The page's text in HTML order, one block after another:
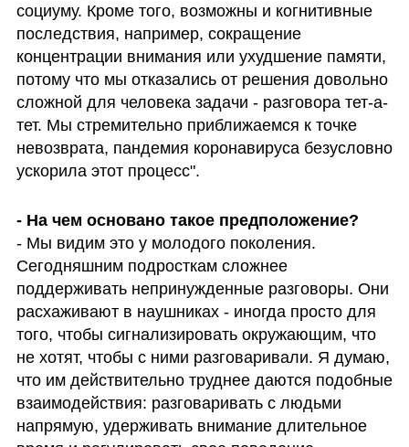
социуму. Кроме того, возможны и когнитивные
последствия, например, сокращение
концентрации внимания или ухудшение памяти,
потому что мы отказались от решения довольно
сложной для человека задачи - разговора тет-а-
тет. Мы стремительно приближаемся к точке
невозврата, пандемия коронавируса безусловно
ускорила этот процесс".
- Мы видим это у молодого поколения.
Сегодняшним подросткам сложнее
поддерживать непринужденные разговоры. Они
расхаживают в наушниках - иногда просто для
того, чтобы сигнализировать окружающим, что
не хотят, чтобы с ними разговаривали. Я думаю,
что им действительно труднее даются подобные
взаимодействия: разговаривать с людьми
напрямую, удерживать внимание длительное